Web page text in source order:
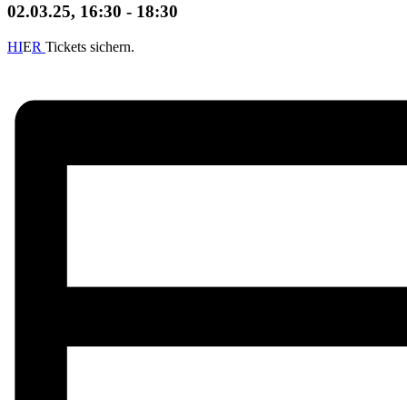
02.03.25, 16:30 - 18:30
HIER Tickets sichern.